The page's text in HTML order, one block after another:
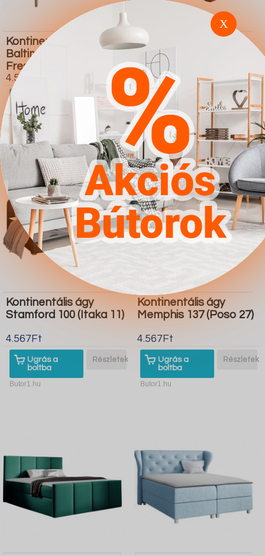
Kontinentális ágy
Baltimore 170 (Soft 017
Fresh 9)
4.567Ft
boltba
Részletek
Butor1.hu
Kontinentális ágy
Comfivo 225 (Magic
Velvet 2258)
4.567Ft
Ugrás a
boltba
Részletek
Butor1.hu
Kontinentális ágy
Stamford 100 (Itaka 11)
4.567Ft
Ugrás a
boltba
Részletek
Butor1.hu
Kontinentális ágy
Memphis 137 (Poso 27)
4.567Ft
Ugrás a
boltba
Részletek
Butor1.hu
X